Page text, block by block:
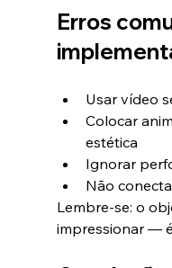
Erros
Usar vídeo
Colocar
estética
Ignorar
Não
Lembre-se: o
impressionar — é